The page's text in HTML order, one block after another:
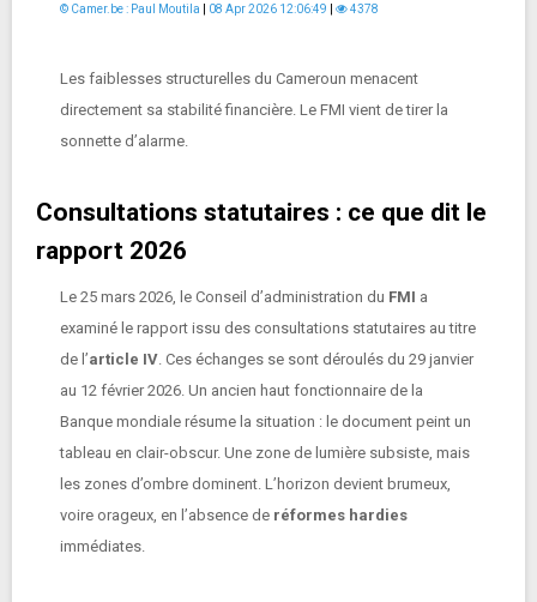
© Camer.be : Paul Moutila 08 Apr 2026 12:06:49 4378
Les faiblesses structurelles du Cameroun menacent
directement sa stabilité financière. Le FMI vient de tirer la
sonnette d’alarme.
Consultations statutaires : ce que dit le
rapport 2026
Le 25 mars 2026, le Conseil d’administration du FMI a
examiné le rapport issu des consultations statutaires au titre
de l’article IV. Ces échanges se sont déroulés du 29 janvier
au 12 février 2026. Un ancien haut fonctionnaire de la
Banque mondiale résume la situation : le document peint un
tableau en clair-obscur. Une zone de lumière subsiste, mais
les zones d’ombre dominent. L’horizon devient brumeux,
voire orageux, en l’absence de réformes hardies
immédiates.